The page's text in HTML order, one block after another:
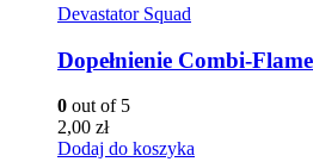
Devastator Squad
Dopełnienie Combi-
0 out of 5
2,00 zł
Dodaj do koszyka